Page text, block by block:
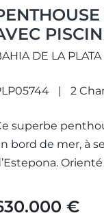
DE LA
2
superbe
bord de mer, à
€